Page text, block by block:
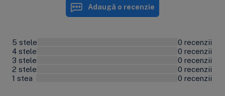
Mufe rapide 1/4’’ (6 mm) x 2 buc
Manual de operare și instalare
Lumina
functionare normală.
Lumina
: Durata de viață se apropie de final.
Contactați-ne.
Lumina
: Durată de viață atinsă. Trebuie înlocuit
Adaugă o recenzie
5 stele
0 recenzii
4 stele
0 recenzii
3 stele
0 recenzii
2 stele
0 recenzii
1 stea
0 recenzii